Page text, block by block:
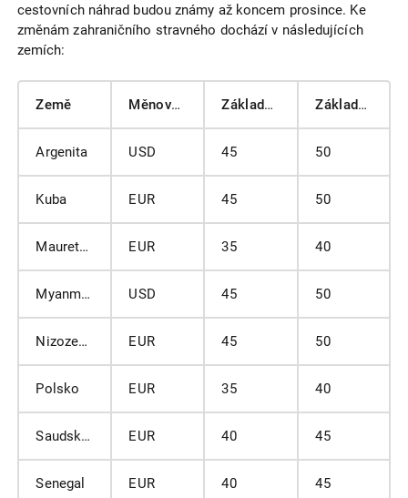
cestovních náhrad budou známy až koncem prosince. Ke
změnám zahraničního stravného dochází v následujících
zemích:
Země Měnový kód Základní sazba 2018 Základní sazba 2019
Argenita USD 45 50
Kuba EUR 45 50
Mauretánie EUR 35 40
Myanmar (Barma) USD 45 50
Nizozemsko EUR 45 50
Polsko EUR 35 40
Saudská Arábie EUR 40 45
Senegal EUR 40 45